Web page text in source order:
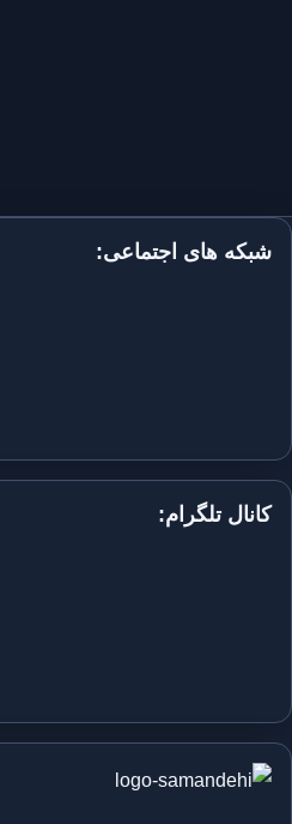
شبکه های اجتماعی:
کانال تلگرام: